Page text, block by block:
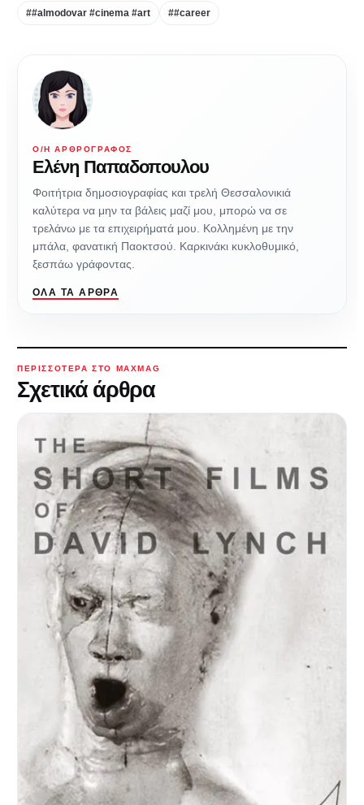
##almodovar #cinema #art ##career
Ο/Η ΑΡΘΡΟΓΡΆΦΟΣ
Ελένη Παπαδοπουλου
Φοιτήτρια δημοσιογραφίας και τρελή Θεσσαλονικιά
καλύτερα να μην τα βάλεις μαζί μου, μπορώ να σε
τρελάνω με τα επιχειρήματά μου. Κολλημένη με την
μπάλα, φανατική Παοκτσού. Καρκινάκι κυκλοθυμικό,
ξεσπάω γράφοντας.
ΌΛΑ ΤΑ ΆΡΘΡΑ
ΠΕΡΙΣΣΌΤΕΡΑ ΣΤΟ MAXMAG
Σχετικά άρθρα